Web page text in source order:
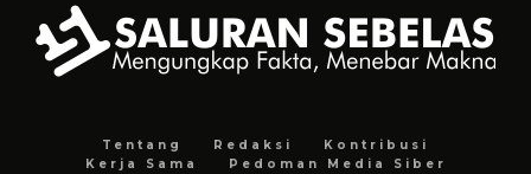
Tentang Redaksi
Kontribusi
Kerja Sama
Pedoman Media Siber